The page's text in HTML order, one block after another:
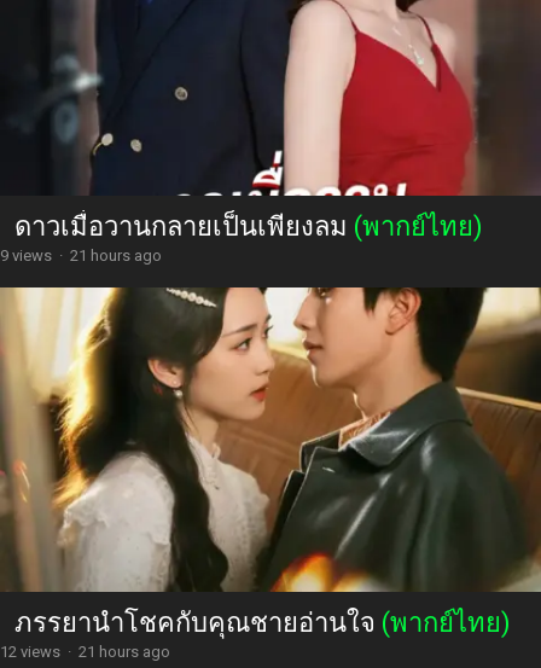
ดาวเมื่อวานกลายเป็นเพียงลม (พากย์ไทย)
9 views · 21 hours ago
ภรรยานำโชคกับคุณชายอ่านใจ (พากย์ไทย)
12 views · 21 hours ago